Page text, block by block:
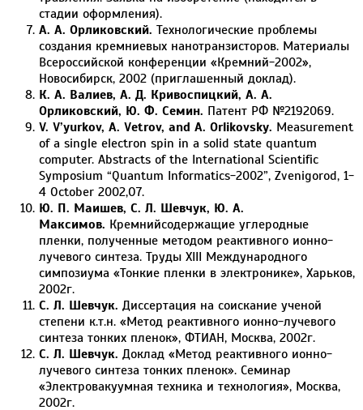
стадии оформления).
А. А. Орликовский. Технологические проблемы
создания кремниевых нанотранзисторов. Материалы
Всероссийской конференции «Кремний-2002»,
Новосибирск, 2002 (приглашенный доклад).
К. А. Валиев, А. Д. Кривоспицкий, А. А.
Орликовский, Ю. Ф. Семин. Патент РФ №2192069.
V. V’yurkov, A. Vetrov, and A. Orlikovsky. Measurement
of a single electron spin in a solid state quantum
computer. Abstracts of the International Scientific
Symposium “Quantum Informatics-2002”, Zvenigorod, 1-
4 October 2002,O7.
Ю. П. Маишев, С. Л. Шевчук, Ю. А.
Максимов. Кремнийсодержащие углеродные
пленки, полученные методом реактивного ионно-
лучевого синтеза. Труды ХIII Международного
симпозиума «Тонкие пленки в электронике», Харьков,
2002г.
С. Л. Шевчук. Диссертация на соискание ученой
степени к.т.н. «Метод реактивного ионно-лучевого
синтеза тонких пленок», ФТИАН, Москва, 2002г.
С. Л. Шевчук. Доклад «Метод реактивного ионно-
лучевого синтеза тонких пленок». Семинар
«Электровакуумная техника и технология», Москва,
2002г.